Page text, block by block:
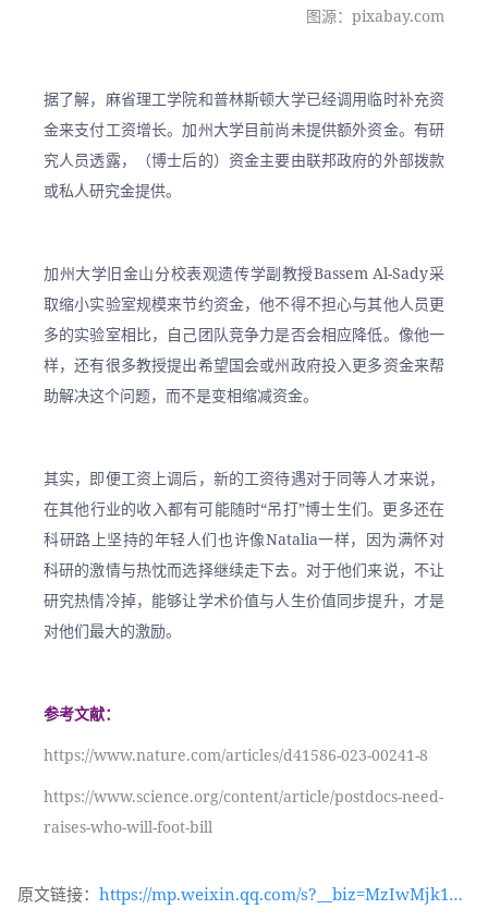
图源：pixabay.com
据了解，麻省理工学院和普林斯顿大学已经调用临时补充资
金来支付工资增长。加州大学目前尚未提供额外资金。有研
究人员透露，（博士后的）资金主要由联邦政府的外部拨款
或私人研究金提供。
加州大学旧金山分校表观遗传学副教授Bassem Al-Sady采
取缩小实验室规模来节约资金，他不得不担心与其他人员更
多的实验室相比，自己团队竞争力是否会相应降低。像他一
样，还有很多教授提出希望国会或州政府投入更多资金来帮
助解决这个问题，而不是变相缩减资金。
其实，即便工资上调后，新的工资待遇对于同等人才来说，
在其他行业的收入都有可能随时“吊打”博士生们。更多还在
科研路上坚持的年轻人们也许像Natalia一样，因为满怀对
科研的激情与热忱而选择继续走下去。对于他们来说，不让
研究热情冷掉，能够让学术价值与人生价值同步提升，才是
对他们最大的激励。
参考文献：
https://www.nature.com/articles/d41586-023-00241-8
https://www.science.org/content/article/postdocs-need-
raises-who-will-foot-bill
原文链接： https://mp.weixin.qq.com/s?__biz=MzIwMjk1OT